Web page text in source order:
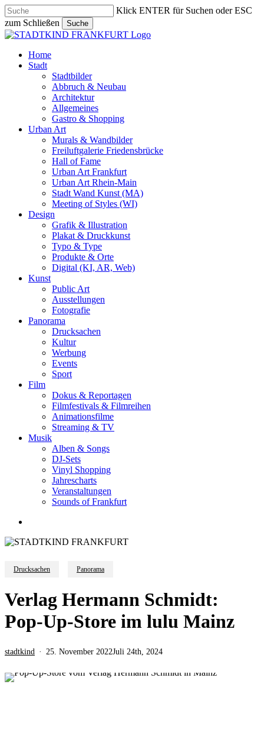
Skip
to
main
content
Klick ENTER für Suchen oder ESC
zum Schließen
Suche
Close
search
Menu
Home
Stadt
Stadtbilder
Abbruch & Neubau
Architektur
Allgemeines
Gastro & Shopping
Urban Art
Murals & Wandbilder
Freiluftgalerie Friedensbrücke
Hall of Fame
Urban Art Frankfurt
Urban Art Rhein-Main
Stadt Wand Kunst (MA)
Meeting of Styles (WI)
Design
Grafik & Illustration
Plakat & Druckkunst
Typo & Type
Produkte & Orte
Digital (KI, AR, Web)
Kunst
Public Art
Ausstellungen
Fotografie
Panorama
Drucksachen
Kultur
Werbung
Events
Sport
Film
Dokus & Reportagen
Filmfestivals & Filmreihen
Animationsfilme
Streaming & TV
Musik
Alben & Songs
DJ-Sets
Vinyl Shopping
Jahrescharts
Veranstaltungen
Sounds of Frankfurt
Drucksachen Panorama
Verlag Hermann Schmidt:
Pop-Up-Store im lulu Mainz
stadtkind 25. November 2022Juli 24th, 2024